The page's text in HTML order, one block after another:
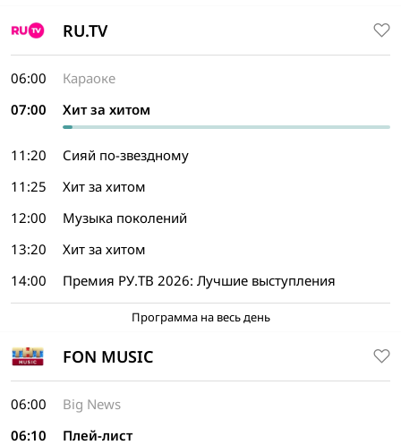
RU.TV
06:00
Караоке
07:00
Хит за хитом
11:20
Сияй по-звездному
11:25
Хит за хитом
12:00
Музыка поколений
13:20
Хит за хитом
14:00
Премия РУ.ТВ 2026: Лучшие выступления
Программа на весь день
FON MUSIC
06:00
Big News
06:10
Плей-лист